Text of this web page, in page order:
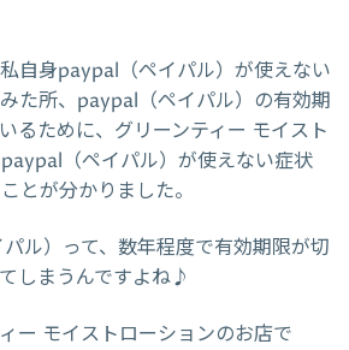
自身paypal（ペイパル）が使えない
た所、paypal（ペイパル）の有効期
るために、グリーンティー モイスト
（ペイパル）が使えない症状
とが分かりました。
ル）って、数年程度で有効期限が切
しまうんですよね♪
ー モイストローションのお店で